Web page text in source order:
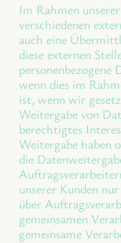
Im Rahmen
verschiedenen
auch eine
diese externen
personenbezogene
wenn dies im
ist, wenn wir
Weitergabe von
berechtigtes
Weitergabe haben
die
unserer Kunden
über
gemeinsamen
gemeinsame